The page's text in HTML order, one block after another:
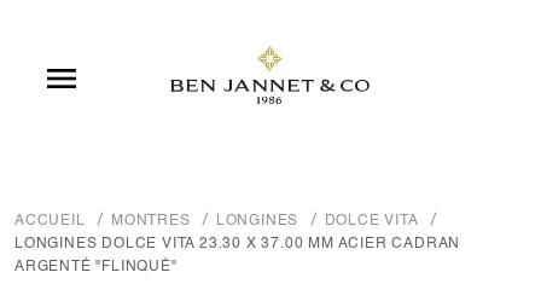

ACCUEIL MONTRES LONGINES
DOLCE VITA
LONGINES DOLCE VITA 23.30 X 37.00 MM ACIER CADRAN
ARGENTÉ "FLINQUÉ"